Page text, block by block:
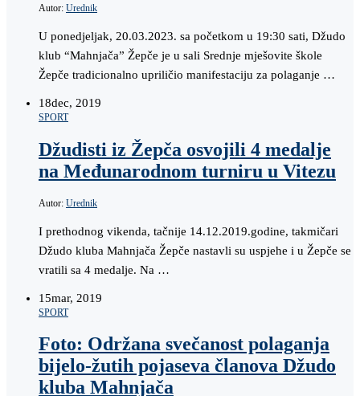
Autor: Urednik
U ponedjeljak, 20.03.2023. sa početkom u 19:30 sati, Džudo
klub “Mahnjača” Žepče je u sali Srednje mješovite škole
Žepče tradicionalno upriličio manifestaciju za polaganje …
18dec, 2019
SPORT
Džudisti iz Žepča osvojili 4 medalje
na Međunarodnom turniru u Vitezu
Autor: Urednik
I prethodnog vikenda, tačnije 14.12.2019.godine, takmičari
Džudo kluba Mahnjača Žepče nastavli su uspjehe i u Žepče se
vratili sa 4 medalje. Na …
15mar, 2019
SPORT
Foto: Održana svečanost polaganja
bijelo-žutih pojaseva članova Džudo
kluba Mahnjača